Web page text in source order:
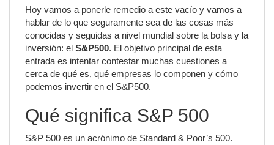
Hoy vamos a ponerle remedio a este vacío y vamos a
hablar de lo que seguramente sea de las cosas más
conocidas y seguidas a nivel mundial sobre la bolsa y la
inversión: el S&P500. El objetivo principal de esta
entrada es intentar contestar muchas cuestiones a
cerca de qué es, qué empresas lo componen y cómo
podemos invertir en el S&P500.
Qué significa S&P 500
S&P 500 es un acrónimo de Standard & Poor’s 500.